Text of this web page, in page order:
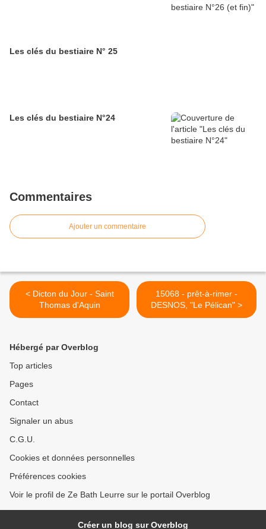
Les clés du bestiaire N° 25
Les clés du bestiaire N°24
Commentaires
Ajouter un commentaire
< Dicton du Jour - Saint
Thomas d'Aquin
15068 - prêt-à-rimer -
DESNOS, "Le Pélican" >
Hébergé par Overblog
Top articles
Pages
Contact
Signaler un abus
C.G.U.
Cookies et données personnelles
Préférences cookies
Voir le profil de Ze Bath Leurre sur le portail Overblog
Créer un blog sur Overblog